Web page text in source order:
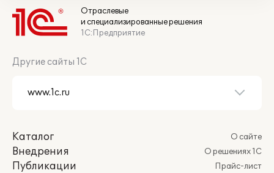
Отраслевые
и специализированные решения
1С:Предприятие
Другие сайты 1С
Каталог
Внедрения
Публикации
О сайте
О решениях 1С
Прайс-лист